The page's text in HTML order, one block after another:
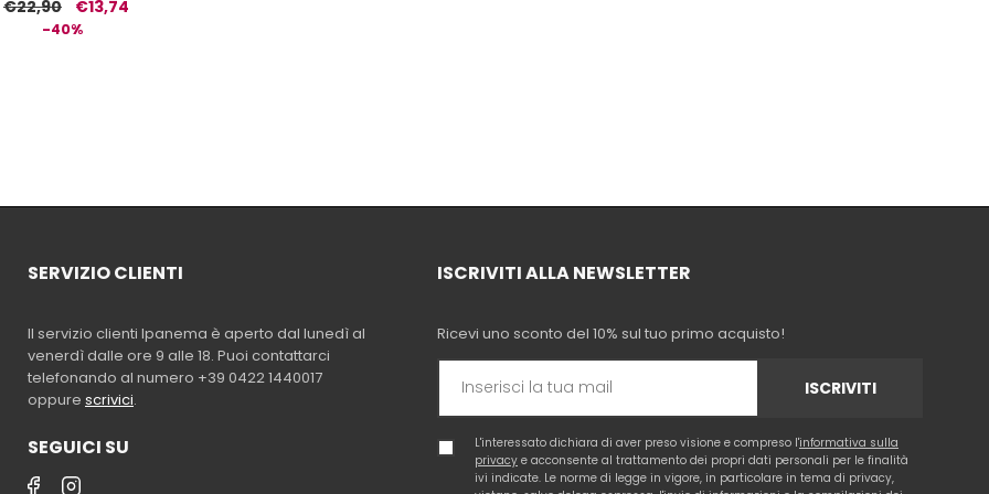
€22,90 €13,74
-40%
SERVIZIO CLIENTI
Il servizio clienti Ipanema è aperto dal lunedì al
venerdì dalle ore 9 alle 18. Puoi contattarci
telefonando al numero +39 0422 1440017
oppure scrivici.
SEGUICI SU
ISCRIVITI ALLA NEWSLETTER
Ricevi uno sconto del 10% sul tuo primo acquisto!
ISCRIVITI
L'interessato dichiara di aver preso visione e compreso l'informativa sulla
privacy e acconsente al trattamento dei propri dati personali per le finalità
ivi indicate. Le norme di legge in vigore, in particolare in tema di privacy,